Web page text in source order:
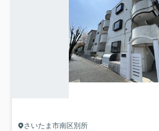
さいたま市南区別所